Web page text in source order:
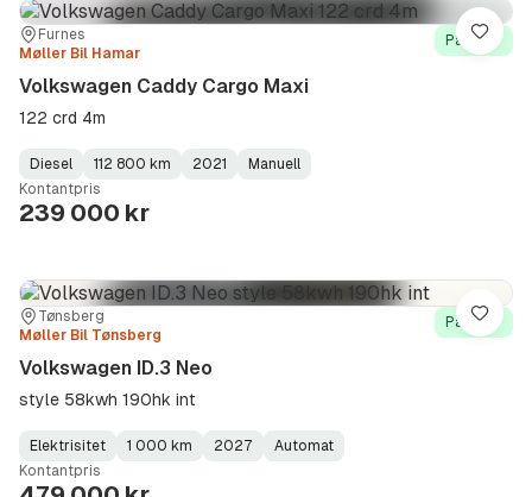
Sted:Furnes
Forhandler:
Møller Bil Hamar
På lager
Volkswagen Caddy Cargo Maxi
122 crd 4m
Fuel
Type:
Diesel
Kilometerstand:
112 800 km
Model
Year:
2021
Gearbox
Type:
Manuell
Kontantpris
239 000 kr
Lagre
Sted:Tønsberg
Forhandler:
Møller Bil Tønsberg
På lager
Volkswagen ID.3 Neo
style 58kwh 190hk int
Fuel
Type:
Elektrisitet
Kilometerstand:
1 000 km
Model
Year:
2027
Gearbox
Type:
Automat
Kontantpris
Lagre